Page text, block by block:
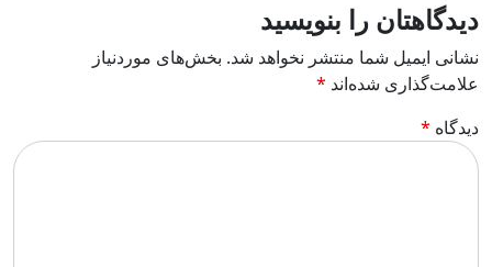
دیدگاهتان را بنویسید
نشانی ایمیل شما منتشر نخواهد شد. بخش‌های موردنیاز
علامت‌گذاری شده‌اند *
دیدگاه *